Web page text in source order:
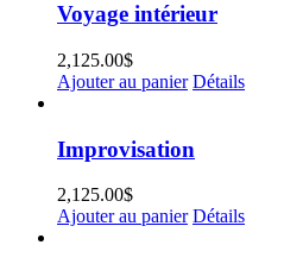
Voyage intérieur
2,125.00$
Ajouter au panier Détails
Improvisation
2,125.00$
Ajouter au panier Détails